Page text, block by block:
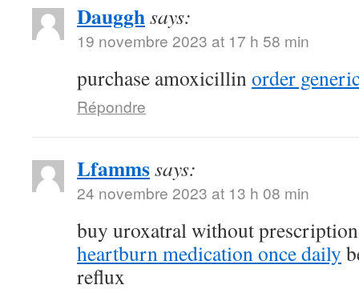
Daugghsays:
19 novembre 2023 at 17 h 58 min
purchase amoxicillinorder
Répondre
Lfammssays:
24 novembre 2023 at 13 h 08 min
buy uroxatral without
heartburn medication once daily
reflux